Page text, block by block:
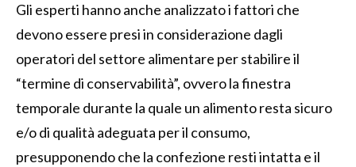
Gli esperti hanno anche analizzato i fattori che
devono essere presi in considerazione dagli
operatori del settore alimentare per stabilire il
“termine di conservabilità”, ovvero la finestra
temporale durante la quale un alimento resta sicuro
e/o di qualità adeguata per il consumo,
presupponendo che la confezione resti intatta e il